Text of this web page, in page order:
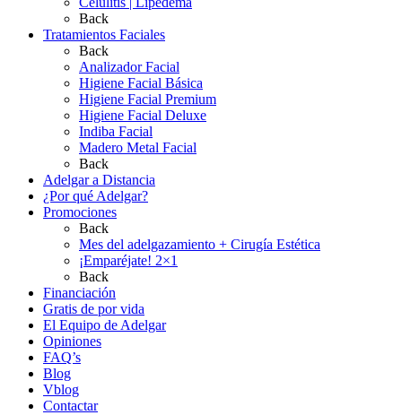
Back
Tratamientos Faciales
Back
Analizador Facial
Higiene Facial Básica
Higiene Facial Premium
Higiene Facial Deluxe
Indiba Facial
Madero Metal Facial
Back
Adelgar a Distancia
¿Por qué Adelgar?
Promociones
Back
Mes del adelgazamiento + Cirugía Estética
¡Emparéjate! 2×1
Back
Financiación
Gratis de por vida
El Equipo de Adelgar
Opiniones
FAQ’s
Blog
Vblog
Contactar